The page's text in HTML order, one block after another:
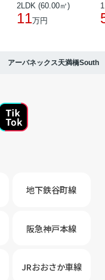
2LDK (60.00㎡)
11万円
アーバネックス天満橋South
地下鉄谷町線
阪急神戸本線
JRおおさか車線